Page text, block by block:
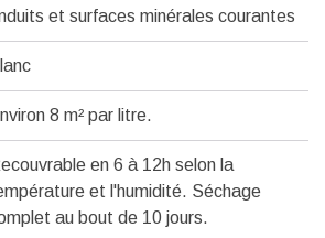
et surfaces minérales courantes
8 m² par litre.
en 6 à 12h selon la
et l'humidité. Séchage
au bout de 10 jours.